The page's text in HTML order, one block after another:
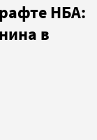
НБА:
в